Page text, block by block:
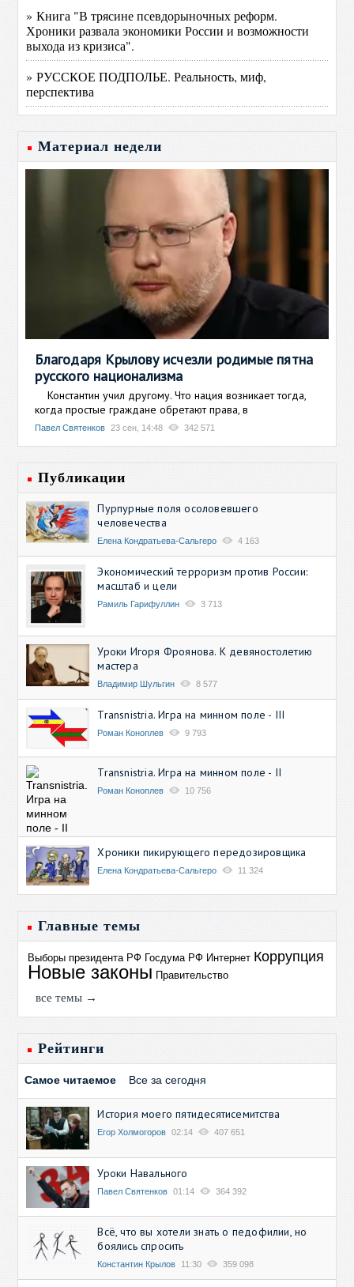
» Книга "В трясине псевдорыночных реформ.
Хроники развала экономики России и возможности
выхода из кризиса".
» РУССКОЕ ПОДПОЛЬЕ. Реальность, миф,
перспектива
Материал недели
Благодаря Крылову исчезли родимые пятна
русского национализма
Константин учил другому. Что нация возникает тогда,
когда простые граждане обретают права, в
Павел Святенков 23 сен, 14:48 342 571
Публикации
Пурпурные поля осоловевшего
человечества
Елена Кондратьева-Сальгеро 4 163
Экономический терроризм против России:
масштаб и цели
Рамиль Гарифуллин 3 713
Уроки Игоря Фроянова. К девяностолетию
мастера
Владимир Шульгин 8 577
Transnistria. Игра на минном поле - III
Роман Коноплев 9 793
Transnistria. Игра на минном поле - II
Роман Коноплев 10 756
Хроники пикирующего передозировщика
Елена Кондратьева-Сальгеро 11 324
Главные темы
Выборы президента РФ Госдума РФ Интернет Коррупция
Новые законы Правительство
все темы →
Рейтинги
Самое читаемое Все за сегодня
История моего пятидесятисемитства
Егор Холмогоров 02:14 407 651
Уроки Навального
Павел Святенков 01:14 364 392
Всё, что вы хотели знать о педофилии, но
боялись спросить
Константин Крылов 11:30 359 098